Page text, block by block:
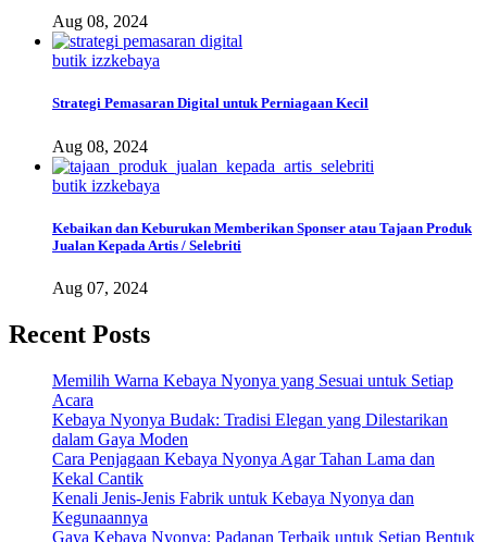
Aug 08, 2024
butik izzkebaya
Strategi Pemasaran Digital untuk Perniagaan Kecil
Aug 08, 2024
butik izzkebaya
Kebaikan dan Keburukan Memberikan Sponser atau Tajaan Produk
Jualan Kepada Artis / Selebriti
Aug 07, 2024
Recent Posts
Memilih Warna Kebaya Nyonya yang Sesuai untuk Setiap
Acara
Kebaya Nyonya Budak: Tradisi Elegan yang Dilestarikan
dalam Gaya Moden
Cara Penjagaan Kebaya Nyonya Agar Tahan Lama dan
Kekal Cantik
Kenali Jenis-Jenis Fabrik untuk Kebaya Nyonya dan
Kegunaannya
Gaya Kebaya Nyonya: Padanan Terbaik untuk Setiap Bentuk